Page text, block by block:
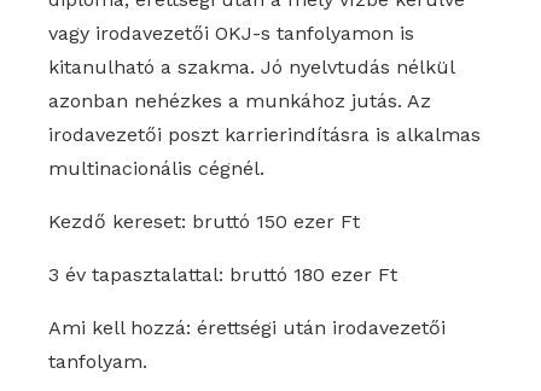
vagy irodavezetői OKJ-s tanfolyamon is
kitanulható a szakma. Jó nyelvtudás nélkül
azonban nehézkes a munkához jutás. Az
irodavezetői poszt karrierindításra is alkalmas
multinacionális cégnél.
Kezdő kereset: bruttó 150 ezer Ft
3 év tapasztalattal: bruttó 180 ezer Ft
Ami kell hozzá: érettségi után irodavezetői
tanfolyam.